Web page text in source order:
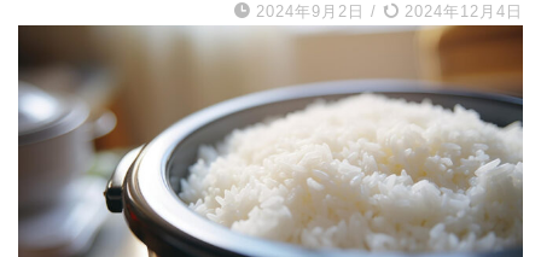
2024年9月2日 / 2024年12月4日